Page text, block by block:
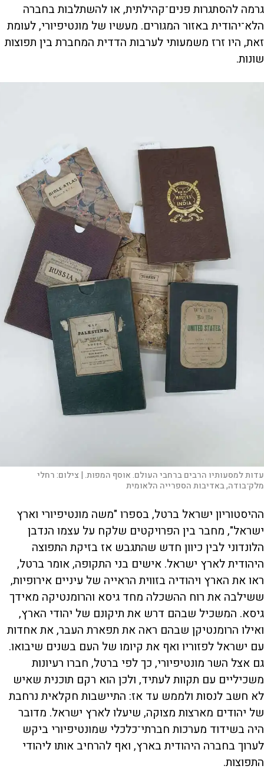
גרמה להסתגרות פנים־קהילתית, או להשתלבות בחברה
הלא־יהודית באזור המגורים. מעשיו של מונטיפיורי, לעומת
זאת, היו זרז משמעותי לערבות הדדית המחברת בין תפוצות
שונות.
עדות למסעותיו הרבים ברחבי העולם. אוסף המפות. | צילום:רחלי
מלק־בודה, באדיבות הספרייה הלאומית
ההיסטוריון ישראל ברטל, בספרו "משה מונטיפיורי וארץ
ישראל", מחבר בין הפרויקטים שלקח על עצמו הנדבן
הלונדוני לבין כיוון חדש שהתגבש אז בזיקת התפוצה
היהודית לארץ ישראל. אישים בני התקופה, אומר ברטל,
ראו את הארץ ויהודיה בזווית הראייה של עיניים אירופיות,
ששילבה את רוח ההשכלה מחד גיסא והרומנטיקה מאידך
גיסא. המשכיל שבהם דרש את תיקונם של יהודי הארץ,
ואילו הרומנטיקן שבהם ראה את תפארת העבר, את אחדות
עם ישראל לפזוריו ואף את קיומו של העם בשנים שיבואו.
גם אצל השר מונטיפיורי, כך לפי ברטל, חברו רעיונות
משכיליים עם תקוות לעתיד, ולכן הוא רקם תוכנית שאיש
לא חשב לנסות ולממש עד אז: התיישבות חקלאית נרחבת
של יהודים מארצות מצוקה, שיעלו לארץ ישראל. מדובר
היה בשידוד מערכות חברתי־כלכלי שמונטיפיורי ביקש
לערוך בחברה היהודית בארץ, ואף להרחיב אותו ליהודי
התפוצות.